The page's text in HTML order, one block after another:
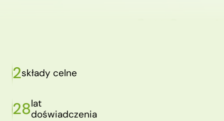
2składy celne
28lat
doświadczenia